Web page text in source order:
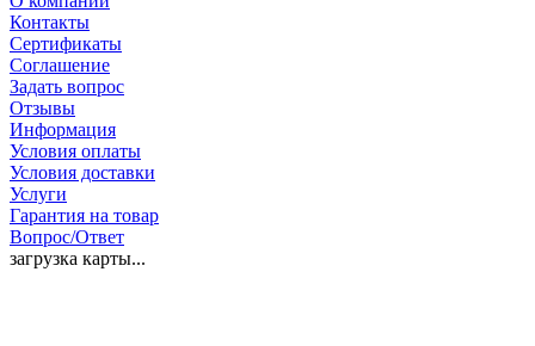
Контакты
Сертификаты
Соглашение
Задать вопрос
Отзывы
Информация
Условия оплаты
Условия доставки
Услуги
Гарантия на товар
Вопрос/Ответ
загрузка карты...